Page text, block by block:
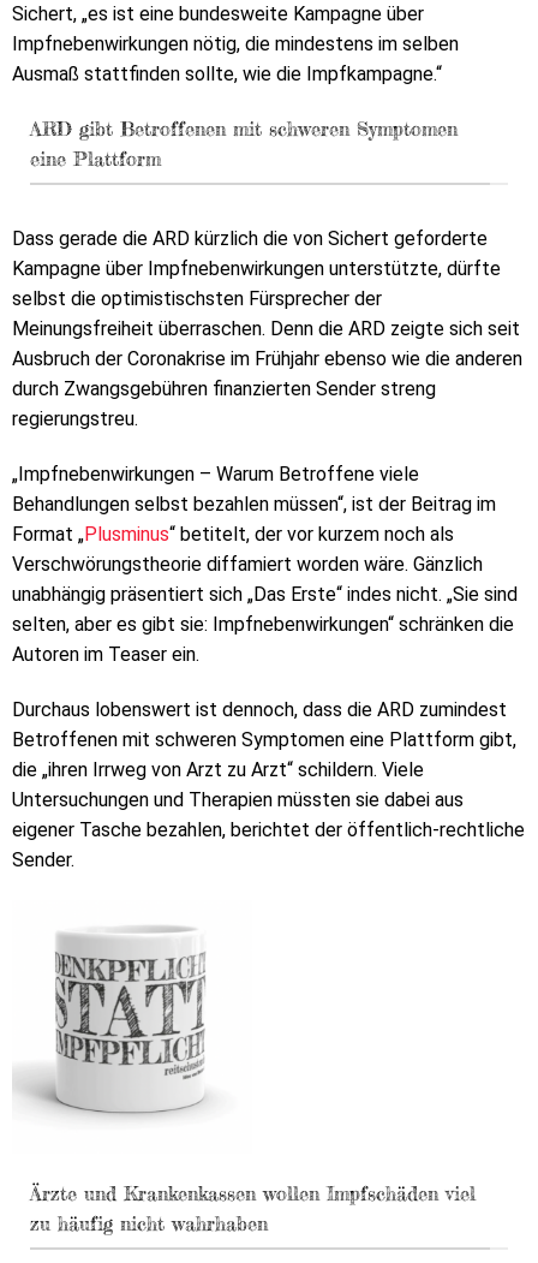
Sichert, „es ist eine bundesweite Kampagne über
Impfnebenwirkungen nötig, die mindestens im selben
Ausmaß stattfinden sollte, wie die Impfkampagne.“
ARD gibt Betroffenen mit schweren Symptomen
eine Plattform
Dass gerade die ARD kürzlich die von Sichert geforderte
Kampagne über Impfnebenwirkungen unterstützte, dürfte
selbst die optimistischsten Fürsprecher der
Meinungsfreiheit überraschen. Denn die ARD zeigte sich seit
Ausbruch der Coronakrise im Frühjahr ebenso wie die anderen
durch Zwangsgebühren finanzierten Sender streng
regierungstreu.
„Impfnebenwirkungen – Warum Betroffene viele
Behandlungen selbst bezahlen müssen“, ist der Beitrag im
Format „Plusminus“ betitelt, der vor kurzem noch als
Verschwörungstheorie diffamiert worden wäre. Gänzlich
unabhängig präsentiert sich „Das Erste“ indes nicht. „Sie sind
selten, aber es gibt sie: Impfnebenwirkungen“ schränken die
Autoren im Teaser ein.
Durchaus lobenswert ist dennoch, dass die ARD zumindest
Betroffenen mit schweren Symptomen eine Plattform gibt,
die „ihren Irrweg von Arzt zu Arzt“ schildern. Viele
Untersuchungen und Therapien müssten sie dabei aus
eigener Tasche bezahlen, berichtet der öffentlich-rechtliche
Sender.
Ärzte und Krankenkassen wollen Impfschäden viel
zu häufig nicht wahrhaben